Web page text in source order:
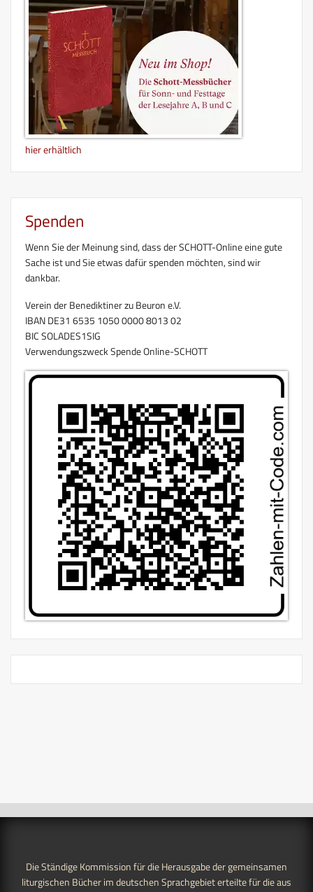
hier erhältlich
Spenden
Wenn Sie der Meinung sind, dass der SCHOTT-Online eine gute
Sache ist und Sie etwas dafür spenden möchten, sind wir
dankbar.
Verein der Benediktiner zu Beuron e.V.
IBAN DE31 6535 1050 0000 8013 02
BIC SOLADES1SIG
Verwendungszweck Spende Online-SCHOTT
Die Ständige Kommission für die Herausgabe der gemeinsamen
liturgischen Bücher im deutschen Sprachgebiet erteilte für die aus